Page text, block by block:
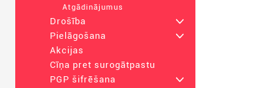
Atgādinājumus
Drošība
+
Pielāgošana
+
Akcijas
Cīņa pret surogātpastu
PGP šifrēšana
+